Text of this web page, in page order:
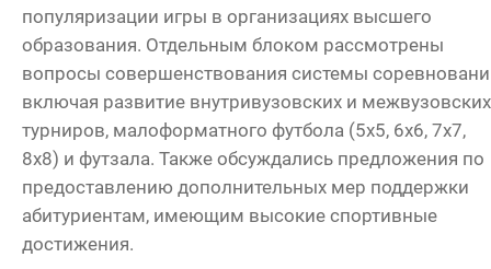
популяризации игры в организациях высшего
образования. Отдельным блоком рассмотрены
вопросы совершенствования системы
включая развитие внутривузовских и межвузовских
турниров, малоформатного футбола (5х5, 6х6, 7х7,
8х8) и футзала. Также обсуждались предложения по
предоставлению дополнительных мер поддержки
абитуриентам, имеющим высокие спортивные
достижения.